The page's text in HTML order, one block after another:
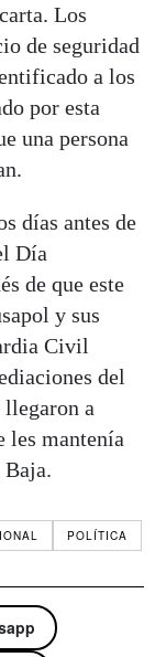
Los
de seguridad
a los
por esta
una persona
días antes de
Día
de que este
y sus
Civil
del
llegaron a
les mantenía
POLÍTICA